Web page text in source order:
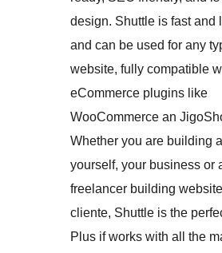
design. Shuttle is fast and
and can be used for any
website, fully compatible
eCommerce plugins like
WooCommerce an
Whether you are building
yourself, your business or
freelancer building
cliente, Shuttle is the
Plus if works with all the